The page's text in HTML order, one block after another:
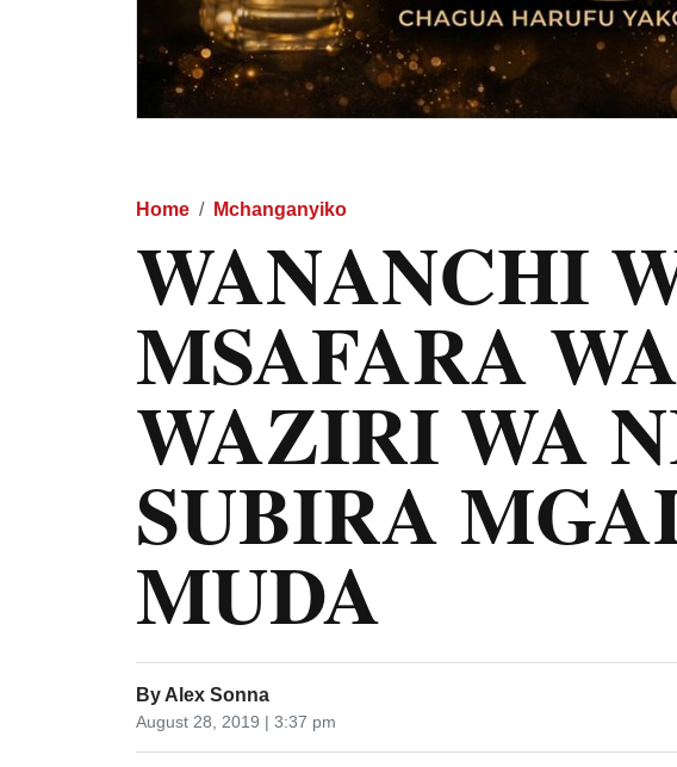
Home Mchanganyiko
WANANCHI
MSAFARA
WAZIRI WA
SUBIRA
MUDA
By Alex Sonna
August 28, 2019 | 3:37 pm